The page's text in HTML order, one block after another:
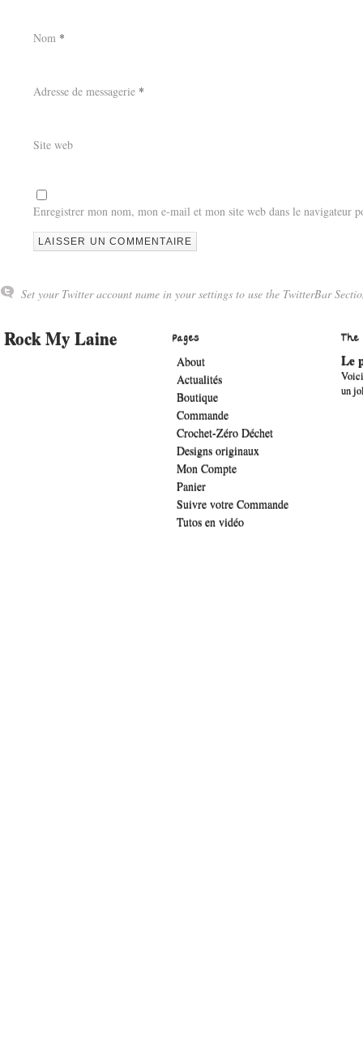
Nom *
Adresse de messagerie *
Site web
Enregistrer mon nom, mon e-mail et mon site web dans le navigateur
Set your Twitter account name in your settings to use the TwitterBar
Rock My Laine Pages
About
Actualités
Boutique
Commande
Crochet-Zéro Déchet
Designs originaux
Mon Compte
Panier
Suivre votre Commande
Tutos en vidéo
Le
un